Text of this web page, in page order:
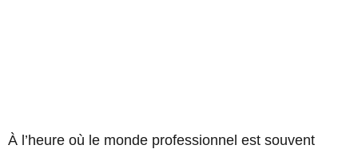
À l’heure où le monde professionnel est souvent